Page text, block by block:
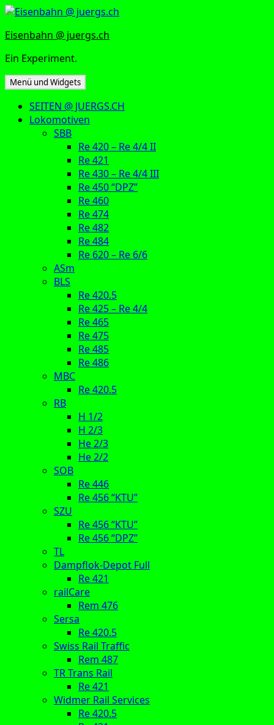
Zum
springen
Eisenbahn @ juergs.ch
Ein Experiment.
Menü und Widgets
SEITEN @ JUERGS.CH
Lokomotiven
SBB
Re 420 – Re 4/4 II
Re 421
Re 430 – Re 4/4 III
Re 450 “DPZ”
Re 460
Re 474
Re 482
Re 484
Re 620 – Re 6/6
ASm
BLS
Re 420.5
Re 425 – Re 4/4
Re 465
Re 475
Re 485
Re 486
MBC
Re 420.5
RB
H 1/2
H 2/3
He 2/3
He 2/2
SOB
Re 446
Re 456 “KTU”
SZU
Re 456 “KTU”
Re 456 “DPZ”
TL
Dampflok-Depot Full
Re 421
railCare
Rem 476
Sersa
Re 420.5
Swiss Rail Traffic
Rem 487
TR Trans Rail
Re 421
Widmer Rail Services
Re 420.5